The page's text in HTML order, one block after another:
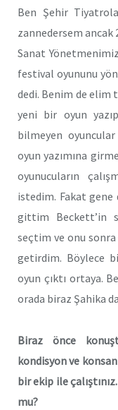
Ben Şehir
zannedersem ancak
Sanat
festival oyununu
dedi. Benim de elim
yeni bir oyun
bilmeyen
oyun yazımına
oyunucuların
istedim. Fakat
gittim Beckett’in
seçtim ve onu
getirdim. Böylece
oyun çıktı ortaya.
orada biraz Şahika
Biraz önce
kondisyon ve
bir ekip ile
mu?